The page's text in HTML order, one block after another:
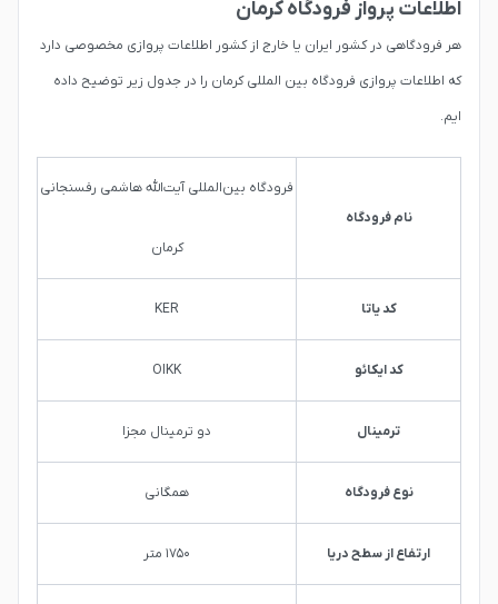
اطلاعات پرواز فرودگاه کرمان
هر فرودگاهی در کشور ایران یا خارج از کشور اطلاعات پروازی مخصوصی دارد
که اطلاعات پروازی فرودگاه بین المللی کرمان را در جدول زیر توضیح داده
ایم.
نام فرودگاه
فرودگاه بین‌المللی آیت‌الله هاشمی رفسنجانی
کرمان
کد یاتا KER
کد ایکائو OIKK
ترمینال دو ترمینال مجزا
نوع فرودگاه همگانی
ارتفاع از سطح دریا ۱۷۵۰ متر